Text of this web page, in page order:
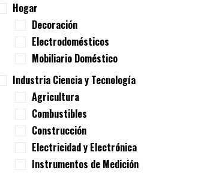
Hogar
Decoración
Electrodomésticos
Mobiliario Doméstico
Industria Ciencia y Tecnología
Agricultura
Combustibles
Construcción
Electricidad y Electrónica
Instrumentos de Medición